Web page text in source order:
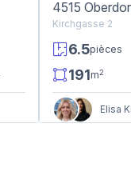
4515
Kirchgasse 2
6.5pièces
191m2
Elisa